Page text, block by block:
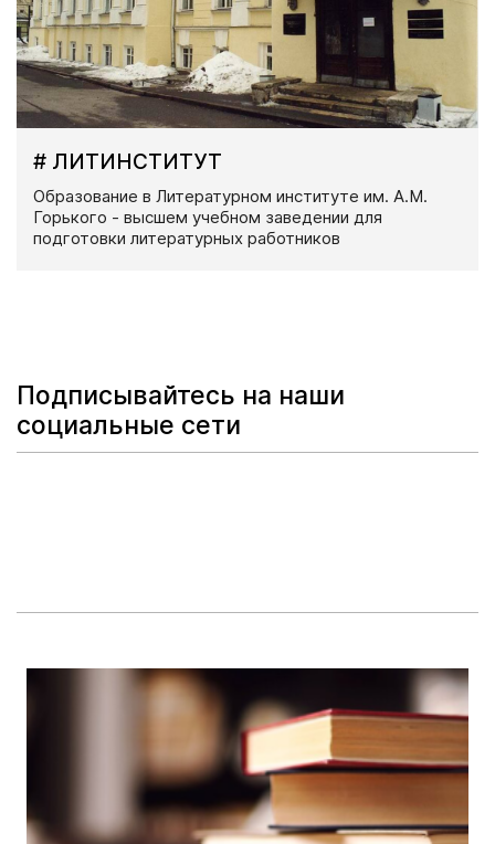
# ЛИТИНСТИТУТ
Образование в Литературном институте им. А.М.
Горького - высшем учебном заведении для
подготовки литературных работников
Подписывайтесь на наши
социальные сети